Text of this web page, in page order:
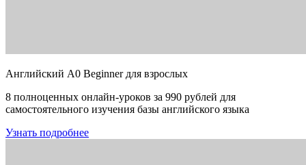
Английский A0 Beginner для взрослых
8 полноценных онлайн-уроков за 990 рублей для
самостоятельного изучения базы английского языка
Узнать подробнее